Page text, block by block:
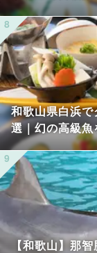
和歌山県白浜
選｜幻の高級
【和歌山】那